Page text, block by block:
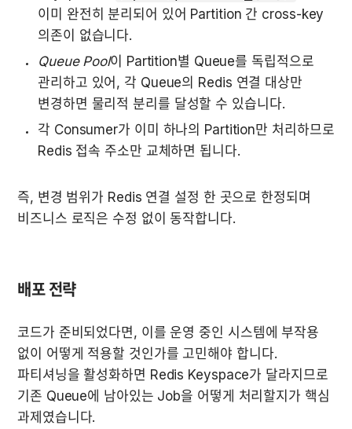
이미 완전히 분리되어 있어 Partition 간 cross-key
의존이 없습니다.
Queue Pool이 Partition별 Queue를 독립적으로
관리하고 있어, 각 Queue의 Redis 연결 대상만
변경하면 물리적 분리를 달성할 수 있습니다.
각 Consumer가 이미 하나의 Partition만 처리하므로
Redis 접속 주소만 교체하면 됩니다.
즉, 변경 범위가 Redis 연결 설정 한 곳으로 한정되며
비즈니스 로직은 수정 없이 동작합니다.
배포 전략
코드가 준비되었다면, 이를 운영 중인 시스템에 부작용
없이 어떻게 적용할 것인가를 고민해야 합니다.
파티셔닝을 활성화하면 Redis Keyspace가 달라지므로
기존 Queue에 남아있는 Job을 어떻게 처리할지가 핵심
과제였습니다.